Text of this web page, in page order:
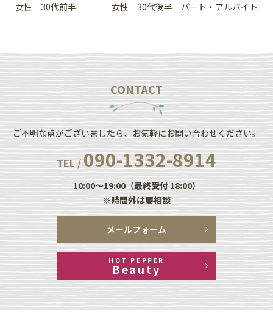
女性 30代前半 女性 30代後半 パート・アルバイト
CONTACT
ご不明な点がございましたら、お気軽にお問い合わせください。
TEL /090-1332-8914
10:00～19:00（最終受付 18:00）
※時間外は要相談
メールフォーム
HOT PEPPER
Beauty